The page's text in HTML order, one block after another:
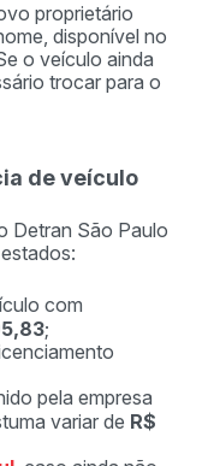
proprietário
disponível no
o veículo ainda
trocar para o
de veículo
Detran São Paulo
com
;
pela empresa
variar de R$